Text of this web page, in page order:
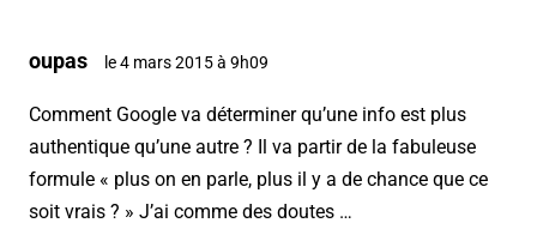
oupas le 4 mars 2015 à 9h09
Comment Google va déterminer qu’une info est plus
authentique qu’une autre ? Il va partir de la fabuleuse
formule « plus on en parle, plus il y a de chance que ce
soit vrais ? » J’ai comme des doutes …